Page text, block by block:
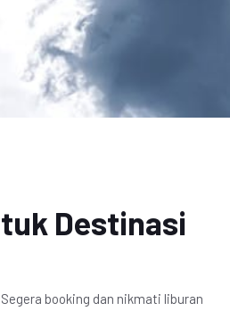
Destinasi
booking dan nikmati liburan